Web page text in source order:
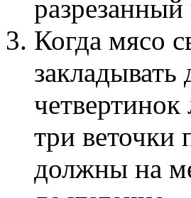
Когда мясо
три
должны на